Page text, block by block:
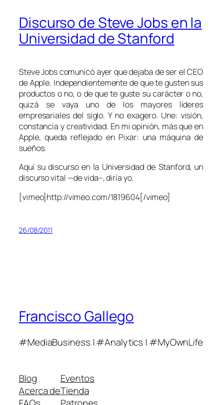
Discurso de Steve Jobs en la
Universidad de Stanford
Steve Jobs comunicó ayer que dejaba de ser el CEO
de Apple. Independientemente de que te gusten sus
productos o no, o de que te guste su carácter o no,
quizá se vaya uno de los mayores líderes
empresariales del siglo. Y no exagero. Une: visión,
constancia y creatividad. En mi opinión, más que en
Apple, queda reflejado en Pixar: una máquina de
sueños.
Aquí su discurso en la Universidad de Stanford, un
discurso vital —de vida–, diría yo.
[vimeo]http://vimeo.com/1819604[/vimeo]
26/08/2011
Francisco Gallego
#MediaBusiness | #Analytics | #MyOwnLife
Blog
Acerca de
Eventos
Tienda